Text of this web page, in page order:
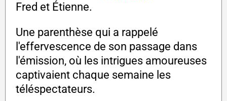
Fred et Étienne.
Une parenthèse qui a rappelé
l'effervescence de son passage dans
l'émission, où les intrigues amoureuses
captivaient chaque semaine les
téléspectateurs.